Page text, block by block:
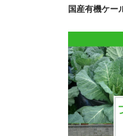
国産有機ケー